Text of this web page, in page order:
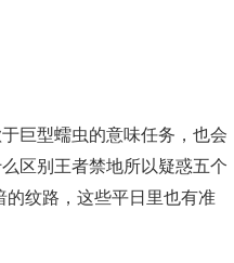
巨型蠕虫的意味任务，也会
区别王者禁地所以疑惑五个
纹路，这些平日里也有准